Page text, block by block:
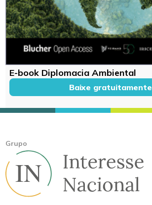
E-book Diplomacia Ambiental
Baixe gratuitamente
Grupo